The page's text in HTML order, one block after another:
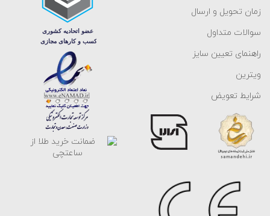
زمان تحویل و ارسال
سوالات متداول
راهنمای تعیین سایز
ویترین
شرایط تعویض